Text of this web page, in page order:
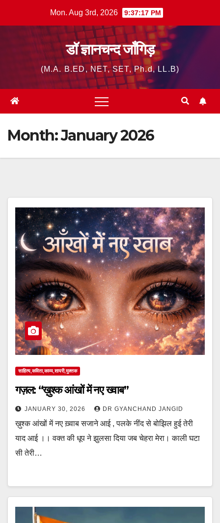
Mon. Aug 3rd, 2026 9:37:18 PM
डॉ ज्ञानचन्द जाँगिड़
(M.A. B.ED, NET, SET, Ph.d, LL.B)
Month:January 2026
साहित्य,कविता,काव्य,शायरी,मुक्तक
गज़ल: “ख़ुश्क आंखों में नए ख्वाब”
JANUARY 30, 2026 DR GYANCHAND JANGID
ख़ुश्क आंखों में नए ख़्वाब सजाने आई , पलके नींद से बोझिल हुई तेरी
याद आई ।। वक्त की धूप ने झुलसा दिया जब चेहरा मेरा। काली घटा
सी तेरी…